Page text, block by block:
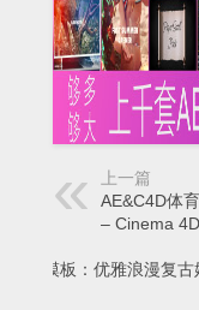
上一篇
AE&C4D体
– Cinema
AE模板：优雅浪漫复